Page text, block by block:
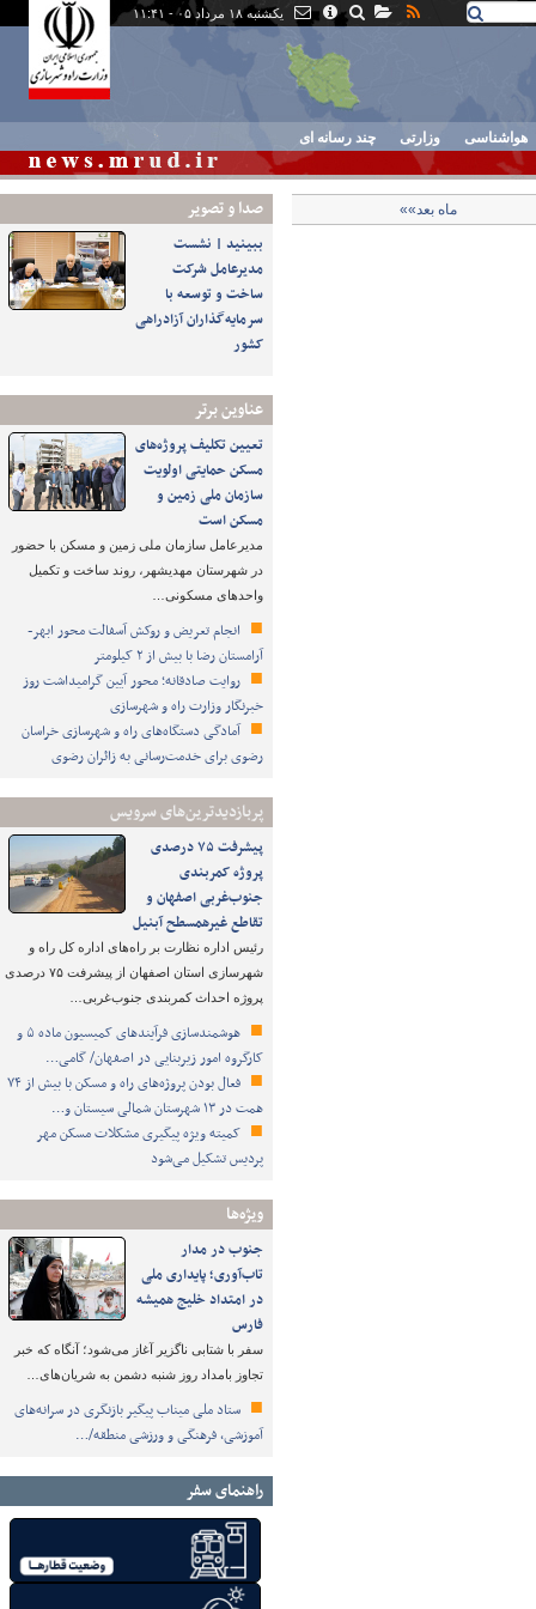
یکشنبه ۱۸ مرداد ۰۵ - ۱۱:۴۱
هواشناسی وزارتی چند رسانه ای
صدا و تصوير
ببینید | نشست
مدیرعامل شرکت
ساخت و توسعه با
سرمایه‌گذاران آزادراهی
کشور
عناوین برتر
تعیین تکلیف پروژه‌های
مسکن حمایتی اولویت
سازمان ملی زمین و
مسکن است
مدیرعامل سازمان ملی زمین و مسکن با حضور
در شهرستان مهدیشهر، روند ساخت و تکمیل
واحدهای مسکونی…
انجام تعریض و روکش آسفالت محور ابهر-
آرامستان رضا با بیش از ۲ کیلومتر
روایت صادقانه؛ محور آیین گرامیداشت روز
خبرنگار وزارت راه و شهرسازی
آمادگی دستگاه‌های راه و شهرسازی خراسان
رضوی برای خدمت‌رسانی به زائران رضوی
پربازدیدترین‌های سرویس
پیشرفت ۷۵ درصدی
پروژه کمربندی
جنوب‌غربی اصفهان و
تقاطع غیرهمسطح آبنیل
رئیس اداره نظارت بر راه‌های اداره کل راه و
شهرسازی استان اصفهان از پیشرفت ۷۵ درصدی
پروژه احداث کمربندی جنوب‌غربی…
هوشمندسازی فرآیندهای کمیسیون ماده ۵ و
کارگروه امور زیربنایی در اصفهان/ گامی…
فعال بودن پروژه‌های راه و مسکن با بیش از ۷۴
همت در ۱۳ شهرستان شمالی سیستان و…
کمیته ویژه پیگیری مشکلات مسکن مهر
پردیس تشکیل می‌شود
ویژه‌ها
جنوب در مدار
تاب‌آوری؛ پایداری ملی
در امتداد خلیج همیشه
فارس
سفر با شتابی ناگزیر آغاز می‌شود؛ آنگاه که خبر
تجاوز بامداد روز شنبه دشمن به شریان‌های…
ستاد ملی میناب پیگیر بازنگری در سرانه‌های
آموزشی، فرهنگی و ورزشی منطقه/…
راهنمای سفر
ماه بعد»»